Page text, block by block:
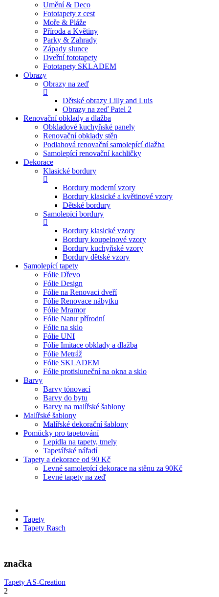
Umění & Deco
Fototapety z cest
Moře & Pláže
Příroda a Květiny
Parky & Zahrady
Západy slunce
Dveřní fototapety
Fototapety SKLADEM
Obrazy
Obrazy na zeď
Dětské obrazy Lilly and Luis
Obrazy na zeď Patel 2
Renovační obklady a dlažba
Obkladové kuchyňské panely
Renovační obklady stěn
Podlahová renovační samolepící dlažba
Samolepící renovační kachličky
Dekorace
Klasické bordury
Bordury moderní vzory
Bordury klasické a květinové vzory
Dětské bordury
Samolepící bordury
Bordury klasické vzory
Bordury koupelnové vzory
Bordury kuchyňské vzory
Bordury dětské vzory
Samolepící tapety
Fólie Dřevo
Fólie Design
Fólie na Renovaci dveří
Fólie Renovace nábytku
Fólie Mramor
Fólie Natur přírodní
Fólie na sklo
Fólie UNI
Fólie Imitace obklady a dlažba
Fólie Metráž
Fólie SKLADEM
Fólie protisluneční na okna a sklo
Barvy
Barvy tónovací
Barvy do bytu
Barvy na malířské šablony
Malířské šablony
Malířské dekorační šablony
Pomůcky pro tapetování
Lepidla na tapety, tmely
Tapetářské nářadí
Tapety a dekorace od 90 Kč
Levné samolepící dekorace na stěnu za 90Kč
Levné tapety na zeď
Tapety
Tapety Rasch
značka
Tapety AS-Creation
2